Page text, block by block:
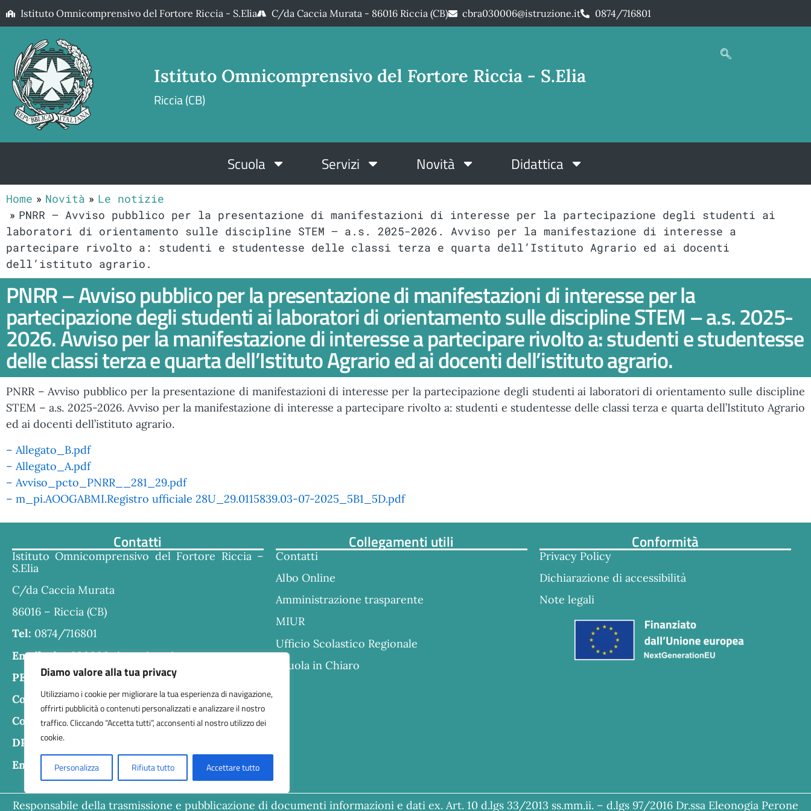
Diamo valore alla tua privacy
Utilizziamo i cookie per migliorare la tua esperienza di navigazione,
offrirti pubblicità o contenuti personalizzati e analizzare il nostro
traffico. Cliccando “Accetta tutti”, acconsenti al nostro utilizzo dei
cookie.
Personalizza Rifiuta tutto Accettare tutto
Istituto Omnicomprensivo del Fortore Riccia - S.Elia C/da Caccia Murata - 86016 Riccia (CB) cbra030006@istruzione.it 0874/716801
Istituto Omnicomprensivo del Fortore Riccia - S.Elia
Riccia (CB)
Scuola Servizi Novità Didattica
Home Novità
Le notizie
PNRR – Avviso pubblico per la presentazione di manifestazioni di interesse per la partecipazione degli studenti ai
laboratori di orientamento sulle discipline STEM – a.s. 2025-2026. Avviso per la manifestazione di interesse a
partecipare rivolto a: studenti e studentesse delle classi terza e quarta dell’Istituto Agrario ed ai docenti
dell’istituto agrario.
PNRR – Avviso pubblico per la presentazione di manifestazioni di interesse per la
partecipazione degli studenti ai laboratori di orientamento sulle discipline STEM – a.s. 2025-
2026. Avviso per la manifestazione di interesse a partecipare rivolto a: studenti e studentesse
delle classi terza e quarta dell’Istituto Agrario ed ai docenti dell’istituto agrario.
PNRR – Avviso pubblico per la presentazione di manifestazioni di interesse per la partecipazione degli studenti ai laboratori di orientamento sulle discipline
STEM – a.s. 2025-2026. Avviso per la manifestazione di interesse a partecipare rivolto a: studenti e studentesse delle classi terza e quarta dell’Istituto Agrario
ed ai docenti dell’istituto agrario.
– Allegato_B.pdf
– Allegato_A.pdf
– Avviso_pcto_PNRR__281_29.pdf
– m_pi.AOOGABMI.Registro ufficiale 28U_29.0115839.03-07-2025_5B1_5D.pdf
Contatti
Istituto Omnicomprensivo del Fortore Riccia –
S.Elia
C/da Caccia Murata
86016 – Riccia (CB)
Tel: 0874/716801
Email: cbra030006@istruzione.it
PEC:
cbra030006@pec.istruzione.it
Codice fiscale:80004610707
Codice meccanografico:CBRA030006
DPO: Guido Palladino
Email DPO: guido.palladino.dpo@gmail.com
Collegamenti utili
Contatti
Albo Online
Amministrazione trasparente
MIUR
Ufficio Scolastico Regionale
Scuola in Chiaro
Conformità
Privacy Policy
Dichiarazione di accessibilità
Note legali
Responsabile della trasmissione e pubblicazione di documenti informazioni e dati ex. Art. 10 d.lgs 33/2013 ss.mm.ii. – d.lgs 97/2016 Dr.ssa Eleonogia Perone